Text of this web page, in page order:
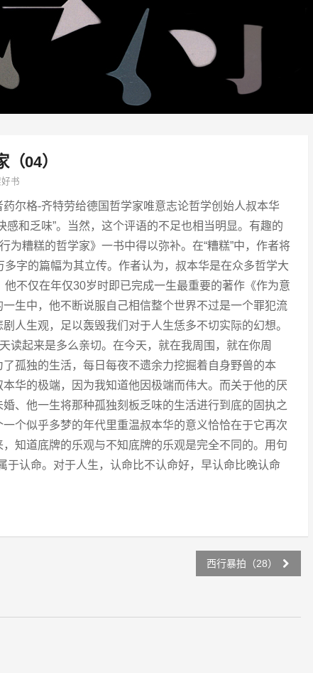
04）
书
尔格-齐特劳给德国哲学家唯意志论哲学创始人叔本华
感和乏味”。当然，这个评语的不足也相当明显。有趣的
为糟糕的哲学家》一书中得以弥补。在“糟糕”中，作者将
字的篇幅为其立传。作者认为，叔本华是在众多哲学大
不仅在年仅30岁时即已完成一生最重要的著作《作为意
生中，他不断说服自己相信整个世界不过是一个罪犯流
人生观，足以轰毁我们对于人生恁多不切实际的幻想。
读起来是多么亲切。在今天，就在我周围，就在你周
孤独的生活，每日每夜不遗余力挖掘着自身野兽的本
华的极端，因为我知道他因极端而伟大。而关于他的厌
、他一生将那种孤独刻板乏味的生活进行到底的固执之
个似乎多梦的年代里重温叔本华的意义恰恰在于它再次
知道底牌的乐观与不知底牌的乐观是完全不同的。用句
于认命。对于人生，认命比不认命好，早认命比晚认命
西行暴拍（28）